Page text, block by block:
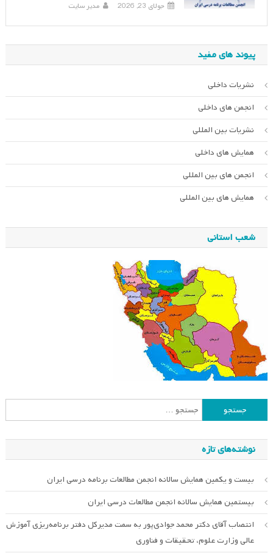
جولای 23, 2026 مدیر سایت
پیوند های مفید
نشریات داخلی
انجمن های داخلی
نشریات بین المللی
همایش های داخلی
انجمن های بین المللی
همایش های بین المللی
شعب استانی
جستجو
برای:
نوشته‌های تازه
بیست و یکمین همایش سالانه انجمن مطالعات برنامه درسی ایران
بیستمین همایش سالانه انجمن مطالعات درسی ایران
انتصاب آقای دکتر محمد جوادی‌پور به سمت مدیرکل دفتر برنامه‌ریزی آموزش
عالی وزارت علوم، تحقیقات و فناوری